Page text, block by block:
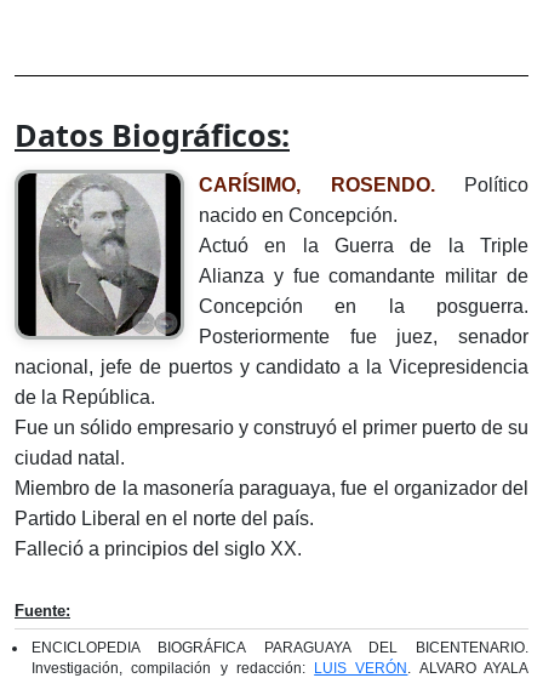
Datos Biográficos:
CARÍSIMO, ROSENDO.
Político
nacido en Concepción.
Actuó en la Guerra de la Triple
Alianza y fue comandante militar de
Concepción en la posguerra.
Posteriormente fue juez, senador
nacional, jefe de puertos y candidato a la Vicepresidencia
de la Repú­blica.
Fue un sólido empresario y construyó el primer puerto de su
ciudad natal.
Miembro de la masonería paraguaya, fue el organiza­dor del
Partido Liberal en el norte del país.
Falleció a principios del siglo XX.
Fuente:
ENCICLOPEDIA BIOGRÁFICA PARAGUAYA DEL BICENTENARIO.
Investigación, compilación y redacción:
LUIS VERÓN . ALVARO AYALA